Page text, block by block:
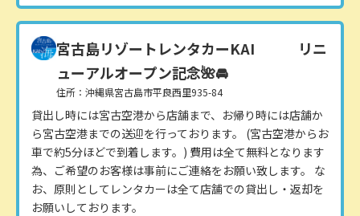
宮古島リゾートレンタカーKAI リニ
ューアルオープン記念🌺🚘
住所：沖縄県宮古島市平良西里935-84
貸出し時には宮古空港から店舗まで、お帰り時には店舗か
ら宮古空港までの送迎を行っております。 (宮古空港からお
車で約5分ほどで到着します。) 費用は全て無料となります
為、ご希望のお客様は事前にご連絡をお願い致します。 な
お、原則としてレンタカーは全て店舗での貸出し・返却を
お願いしております。